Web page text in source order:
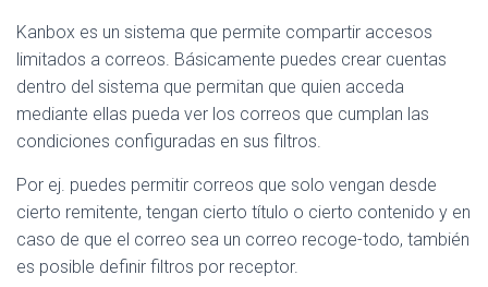
Kanbox es un sistema que permite compartir accesos
limitados a correos. Básicamente puedes crear cuentas
dentro del sistema que permitan que quien acceda
mediante ellas pueda ver los correos que cumplan las
condiciones configuradas en sus filtros.
Por ej. puedes permitir correos que solo vengan desde
cierto remitente, tengan cierto título o cierto contenido y en
caso de que el correo sea un correo recoge-todo, también
es posible definir filtros por receptor.